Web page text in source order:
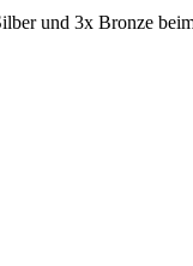
und 3x Bronze